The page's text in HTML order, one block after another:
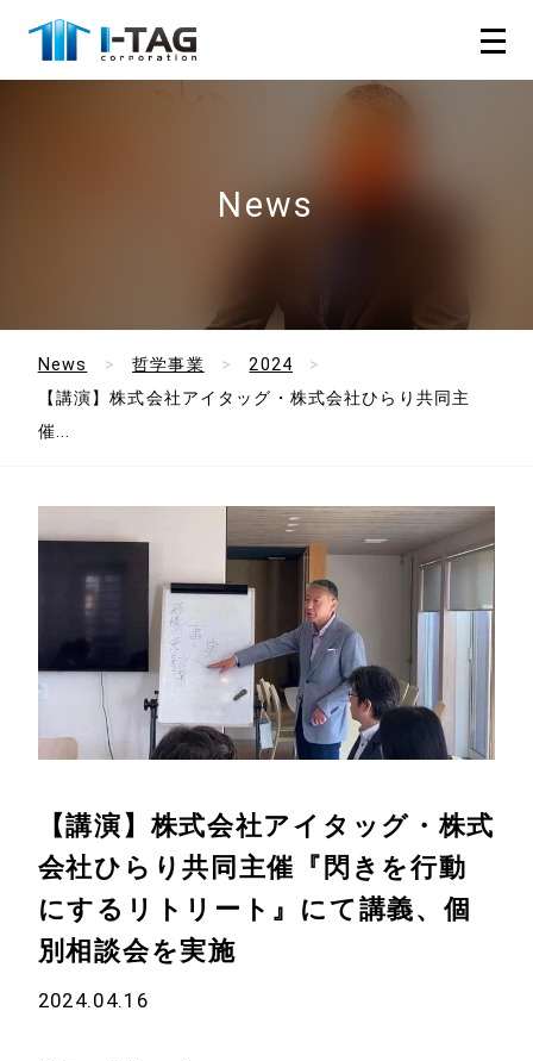
News
News 哲学事業
2024
【講演】株式会社アイタッグ・株式会社ひらり共同主
催...
【講演】株式会社アイタッグ・株式
会社ひらり共同主催 『閃きを行動
にするリトリート』にて講義、個
別相談会を実施
2024.04.16